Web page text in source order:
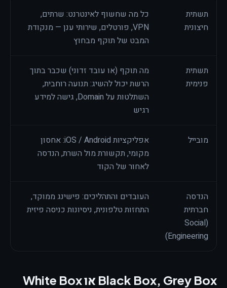
תשתית
חיצונית
כל מה שחשוף לאינטרנט: שרתים,
VPN, פורטלים, שירותי ענן — מנקודת
המבט של תוקף מבחוץ
תשתית
פנימית
מה תוקף (או עובד זדוני) שכבר בתוך
הרשת יכול להשיג: תנועה רוחבית,
השתלטות על Domain, גישה למידע
רגיש
מובייל
אפליקציות iOS / Android: אחסון
מקומי, תקשורת מול השרת, הנדסה
לאחור של הקוד
הנדסה
חברתית
(Social
Engineering)
העובדים והתהליכים: פישינג ממוקד,
התחזות טלפונית, ניסיונות כניסה פיזית
Black Box, Grey Box או White Box